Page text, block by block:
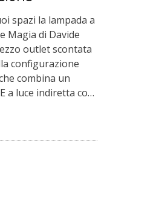
spazi la lampada a
Magia di Davide
outlet scontata
configurazione
combina un
a luce indiretta con